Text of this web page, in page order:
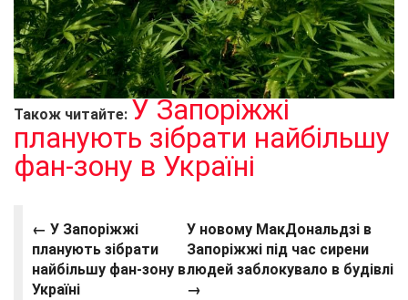
Також читайте: У Запоріжжі
планують зібрати найбільшу
фан-зону в Україні
← У Запоріжжі
планують зібрати
найбільшу фан-зону в
Україні
У новому МакДональдзі в
Запоріжжі під час сирени
людей заблокувало в будівлі
→